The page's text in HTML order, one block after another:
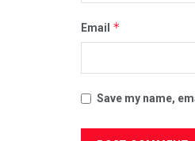
Email *
Save my name,